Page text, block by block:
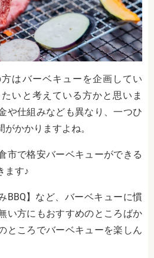
はバーベキューを企画してい
いと考えている方かと思いま
や仕組みなども異なり、一つひ
かかりますよね。
市で格安バーベキューができる
ます♪
BBQ】など、バーベキューに慣
い方にもおすすめのところばか
ところでバーベキューを楽しん